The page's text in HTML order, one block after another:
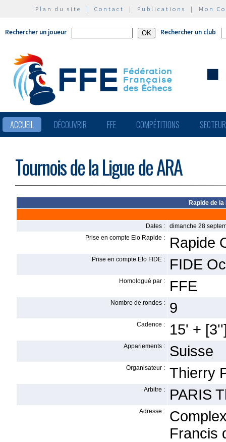
Plan du site | Contact | Publications | Mon
Rechercher un joueur Rechercher un club
ACCUEIL DÉCOUVRIR FFE COMPÉTITIONS
Tournois de la Ligue de ARA
Rapide de
Dates :
dimanche 28
Prise en compte Elo Rapide :
Rapide
Prise en compte Elo FIDE : FIDE
Homologué par : FFE
Nombre de rondes : 9
Cadence : 15' +
Appariements : Suisse
Organisateur : Thierry
Arbitre : PARIS
Adresse :
Francis